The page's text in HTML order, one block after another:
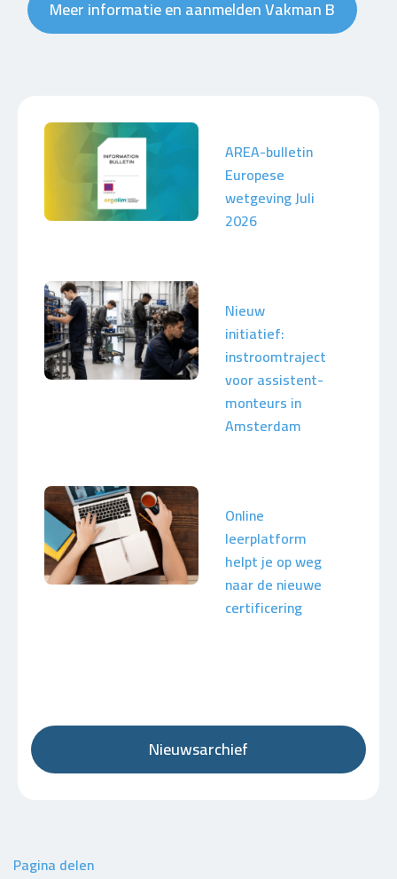
Meer informatie en aanmelden Vakman B
AREA-bulletin
Europese
wetgeving Juli
2026
Nieuw
initiatief:
instroomtraject
voor assistent-
monteurs in
Amsterdam
Online
leerplatform
helpt je op weg
naar de nieuwe
certificering
Nieuwsarchief
Pagina delen